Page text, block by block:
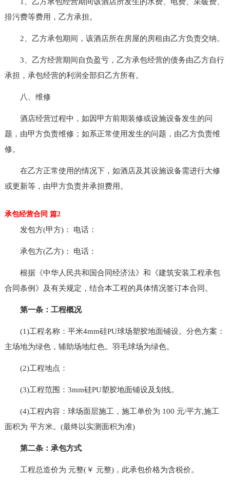
排污费等费用，乙方承担。
2、乙方承包期间，该酒店所在房屋的房租由乙方负责交纳。
3、乙方经营期间自负盈亏，乙方承包经营的债务由乙方自行
承担，承包经营的利润全部归乙方所有。
八、维修
酒店经营过程中，如因甲方前期装修或设施设备发生的问
题，由甲方负责维修；如系正常使用发生的问题，由乙方负责维
修。
在乙方正常使用的情况下，如酒店及其设施设备需进行大修
或更新等，由甲方负责并承担费用。
承包经营合同 篇2
发包方(甲方)： 电话：
承包方(乙方)： 电话：
根据《中华人民共和国合同经济法》和《建筑安装工程承包
合同条例》及有关规定，结合本工程的具体情况签订本合同。
第一条：工程概况
(1)工程名称：平米4mm硅PU球场塑胶地面铺设。分色方案：
主场地为绿色，辅助场地红色。羽毛球场为绿色。
(2)工程地点：
(3)工程范围：3mm硅PU塑胶地面铺设及划线。
(4)工程内容：球场面层施工，施工单价为 100 元/平方,施工
面积为 平方米。(最终以实测面积为准)
第二条：承包方式
工程总造价为 元整(￥ 元整)，此承包价格为含税价。